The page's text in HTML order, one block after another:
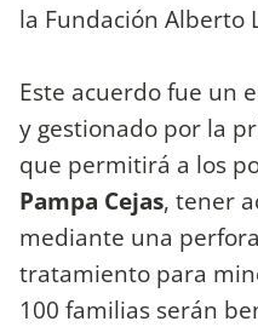
la Fundación Alberto
Este acuerdo fue un
y gestionado por la
que permitirá a los
Pampa Cejas, tener
mediante una
tratamiento para
100 familias serán